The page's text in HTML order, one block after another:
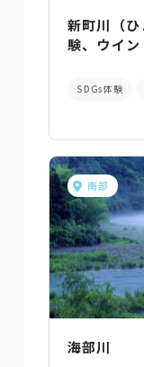
新町川（
験、ウイン
SDGs体験
南部
海部川